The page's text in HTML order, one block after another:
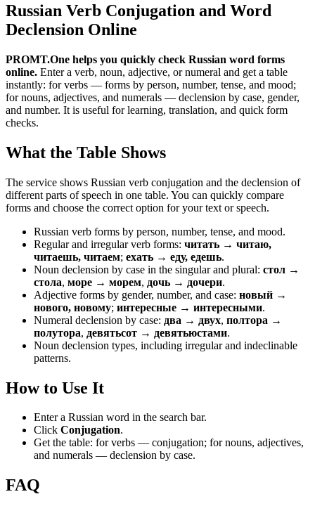
Russian Verb Conjugation and Word
Declension Online
PROMT.One helps you quickly check Russian word forms
online. Enter a verb, noun, adjective, or numeral and get a table
instantly: for verbs — forms by person, number, tense, and mood;
for nouns, adjectives, and numerals — declension by case, gender,
and number. It is useful for learning, translation, and quick form
checks.
What the Table Shows
The service shows Russian verb conjugation and the declension of
different parts of speech in one table. You can quickly compare
forms and choose the correct option for your text or speech.
Russian verb forms by person, number, tense, and mood.
Regular and irregular verb forms: читать → читаю,
читаешь, читаем; ехать → еду, едешь.
Noun declension by case in the singular and plural: стол →
стола, море → морем, дочь → дочери.
Adjective forms by gender, number, and case: новый →
нового, новому; интересные → интересными.
Numeral declension by case: два → двух, полтора →
полутора, девятьсот → девятьюстами.
Noun declension types, including irregular and indeclinable
patterns.
How to Use It
Enter a Russian word in the search bar.
Click Conjugation.
Get the table: for verbs — conjugation; for nouns, adjectives,
and numerals — declension by case.
FAQ